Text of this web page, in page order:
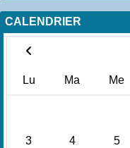
CALENDRIER
Lu Ma Me
3 4 5